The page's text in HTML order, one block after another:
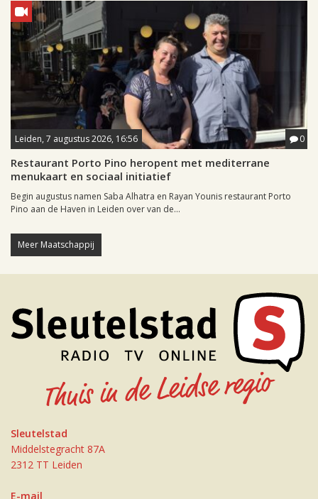
Leiden, 7 augustus 2026, 16:56 0
Restaurant Porto Pino heropent met mediterrane
menukaart en sociaal initiatief
Begin augustus namen Saba Alhatra en Rayan Younis restaurant Porto
Pino aan de Haven in Leiden over van de...
Meer Maatschappij
Sleutelstad
Middelstegracht 87A
2312 TT Leiden
E-mail